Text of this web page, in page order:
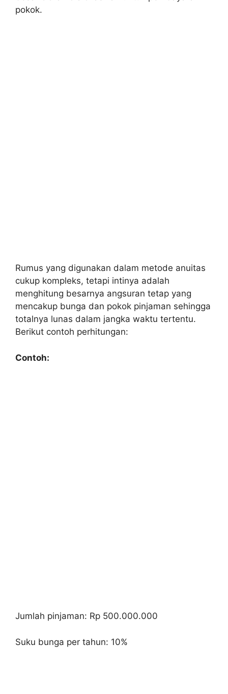
pokok.
Rumus yang digunakan dalam metode anuitas
cukup kompleks, tetapi intinya adalah
menghitung besarnya angsuran tetap yang
mencakup bunga dan pokok pinjaman sehingga
totalnya lunas dalam jangka waktu tertentu.
Berikut contoh perhitungan:
Contoh:
Jumlah pinjaman: Rp 500.000.000
Suku bunga per tahun: 10%